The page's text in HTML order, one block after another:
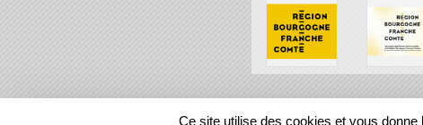
REGIONS
Ce site utilise des cookies et vous